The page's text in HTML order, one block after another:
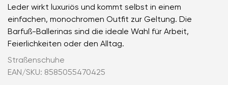
Leder wirkt luxuriös und kommt selbst in einem
einfachen, monochromen Outfit zur Geltung. Die
Barfuß-Ballerinas sind die ideale Wahl für Arbeit,
Feierlichkeiten oder den Alltag.
Straßenschuhe
EAN/SKU: 8585055470425